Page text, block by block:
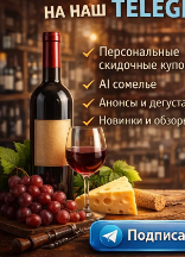
Литва
Люксембург
Македония
Марокко